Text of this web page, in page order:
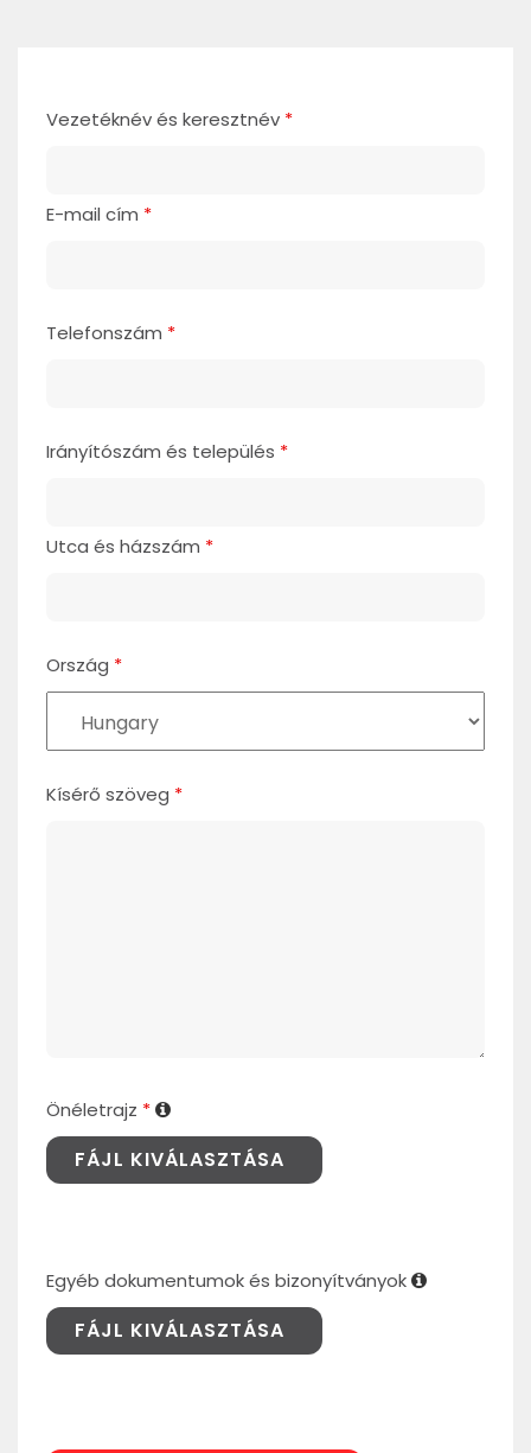
Vezetéknév és keresztnév *
E-mail cím *
Telefonszám *
Irányítószám és település *
Utca és házszám *
Ország *
Kísérő szöveg *
Önéletrajz *
FÁJL KIVÁLASZTÁSA
Egyéb dokumentumok és bizonyítványok
FÁJL KIVÁLASZTÁSA